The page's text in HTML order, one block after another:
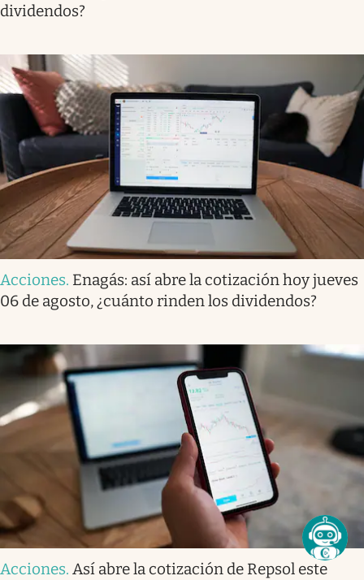
dividendos?
Acciones. Enagás: así abre la cotización hoy jueves
06 de agosto, ¿cuánto rinden los dividendos?
Acciones. Así abre la cotización de Repsol este